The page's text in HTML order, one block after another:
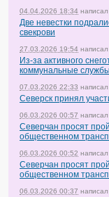
04.04.2026 18:34 написал
Две невестки
свекрови
27.03.2026 19:54 написал
Из-за активного
коммунальные
07.03.2026 22:33 написал
Северск принял
06.03.2026 00:57 написал
Северчан просят
общественном
06.03.2026 00:52 написал
Северчан просят
общественном
06.03.2026 00:37 написал